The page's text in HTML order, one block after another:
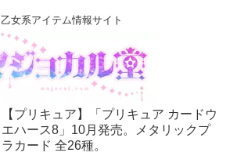
乙女系アイテム情報サイト
【プリキュア】「プリキュア カードウ
エハース8」10月発売。メタリックプ
ラカード 全26種。